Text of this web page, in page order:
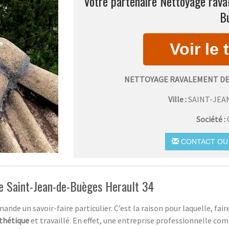
NETTOYAGE RAVALEMENT
Ville :SAINT-
Société :
CONTACT OU
Saint-Jean-de-Buèges Herault 34
un savoir-faire particulier. C’est la raison pour laquelle,
et travaillé. En effet, une entreprise professionnelle